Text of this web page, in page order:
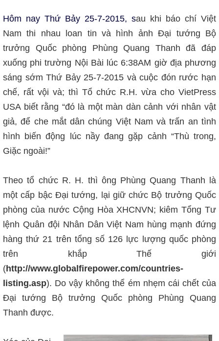
Hôm nay Thứ Bảy 25-7-2015, sau khi báo chí Việt
Nam thi nhau loan tin và hình ảnh Đại tướng Bộ
trưởng Quốc phòng Phùng Quang Thanh đã đáp
xuống phi trường Nội Bài lúc 6:38AM giờ địa phương
sáng sớm Thứ Bảy 25-7-2015 và cuộc đón rước hạn
chế, rất vội và; thì Tổ chức R.H. vừa cho VietPress
USA biết rằng “đó là một màn dàn cảnh với nhân vật
giả, để che mắt dân chúng Việt Nam và trấn an tình
hình biến động lúc nầy đang gặp cảnh “Thù trong,
Giặc ngoài!”
Theo tổ chức R. H. thì ông Phùng Quang Thanh là
một cấp bậc Đại tướng, lại giữ chức Bộ trưởng Quốc
phòng của nước Cộng Hòa XHCNVN; kiêm Tổng Tư
lệnh Quân đội Nhân Dân Việt Nam hùng mạnh đứng
hàng thứ 21 trên tổng số 126 lực lượng quốc phòng
trên khắp Thế giới
(http://www.globalfirepower.com/countries-
listing.asp). Do vậy không thể ém nhẹm cái chết của
Đại tướng Bộ trưởng Quốc phòng Phùng Quang
Thanh được.